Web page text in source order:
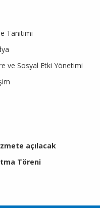
Tanıtımı
ve Sosyal Etki Yönetimi
açılacak
Töreni